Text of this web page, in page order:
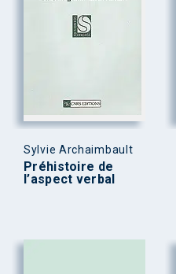
Sylvie Archaimbault
Préhistoire de
l’aspect verbal